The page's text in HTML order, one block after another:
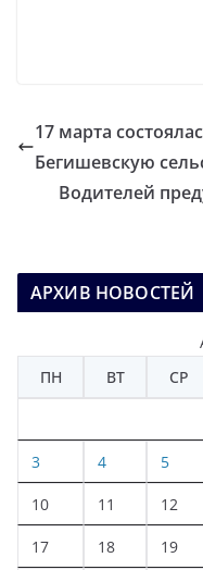
17 марта
Бегишевскую
Водителей
АРХИВ НОВОСТЕЙ
ПН
ВТ СР
3 4 5
10 11 12
17 18 19